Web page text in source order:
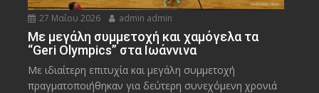
27 Μαΐου 2026 admin admin
Με μεγάλη συμμετοχή και χαμόγελα τα
“Geri Olympics” στα Ιωάννινα
Με ιδιαίτερη επιτυχία και μεγάλη συμμετοχή
πραγματοποιήθηκαν για δεύτερη συνεχόμενη χρονιά